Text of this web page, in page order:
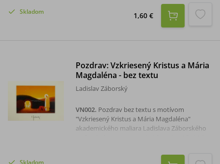
vianočné sviatky a šťastný nový rok.Rozmer:
Skladom 1,60 €
Pozdrav: Vzkriesený Kristus a Mária
Magdaléna - bez textu
Ladislav Záborský
VN002. Pozdrav bez textu s motívom
"Vzkriesený Kristus a Mária Magdaléna"
akademického maliara Ladislava Záborského
Skladom